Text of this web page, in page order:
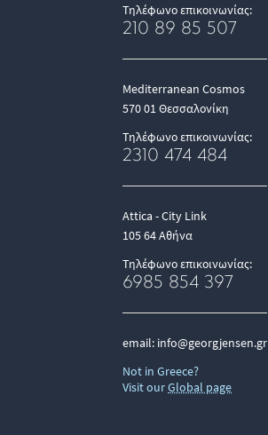
Τηλέφωνο επικοινωνίας:
210 89 85 507
Mediterranean Cosmos
570 01 Θεσσαλονίκη
Τηλέφωνο επικοινωνίας:
2310 474 484
Attica - City Link
105 64 Αθήνα
Τηλέφωνο επικοινωνίας:
6985 854 397
email: info@georgjensen.gr
Not in Greece?
Visit ourGlobal page